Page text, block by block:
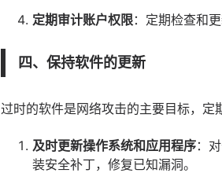
定期审计账户权限：定期检查和
四、保持软件的更新
过时的软件是网络攻击的主要目标，定
及时更新操作系统和应用程序：
装安全补丁，修复已知漏洞。